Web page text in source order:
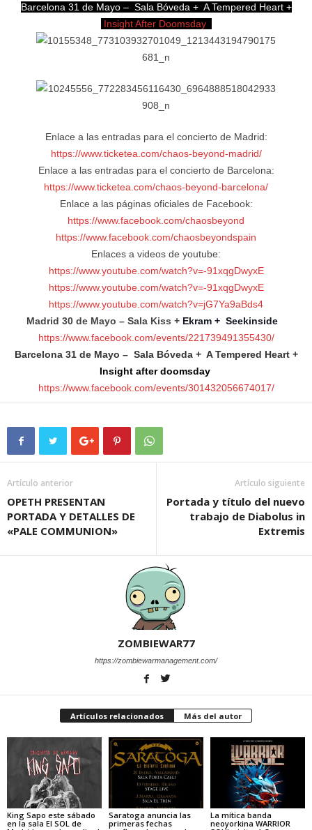
Barcelona 31 de Mayo – Sala Bóveda + A Tempered Heart +
Insight After Doomsday
Enlace a las entradas para el concierto de Madrid:
https://www.ticketea.com/chaos-beyond-madrid/
Enlace a las entradas para el concierto de Barcelona:
https://www.ticketea.com/chaos-beyond-barcelona/
Enlace a las páginas oficiales de Facebook:
https://www.facebook.com/chaosbeyond
https://www.facebook.com/chaosbeyondspain
Enlaces a videos de youtube:
https://www.youtube.com/watch?v=-91xqgDwyxE
https://www.youtube.com/watch?v=-91xqgDwyxE
https://www.youtube.com/watch?v=jG7Ya9aBds4
Madrid 30 de Mayo – Sala Kiss + Ekram + Seekinside
https://www.facebook.com/events/221739491355430/
Barcelona 31 de Mayo – Sala Bóveda + A Tempered Heart +
Insight after doomsday
https://www.facebook.com/events/301432056674017/
Artículo anterior
OPETH PRESENTAN
PORTADA Y DETALLES DE
«PALE COMMUNION»
Artículo siguiente
Portada y título del nuevo
trabajo de Diabolus in
Extremis
ZOMBIEWAR77
https://zombiewarmanagement.com/
Artículos relacionados Más del autor
King Sapo este sábado
en la sala El SOL de
Saratoga anuncia las
primeras fechas
La mítica banda
neoyorkina WARRIOR